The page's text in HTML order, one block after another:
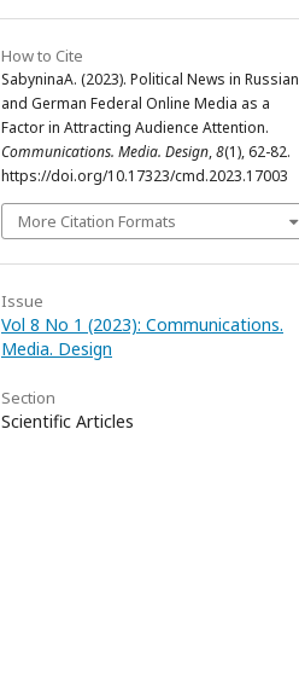
How to Cite
SabyninaA. (2023). Political News in Russian
and German Federal Online Media as a
Factor in Attracting Audience Attention.
Communications. Media. Design,8(1), 62-82.
https://doi.org/10.17323/cmd.2023.17003
More Citation Formats
Issue
Vol 8 No 1 (2023): Communications.
Media. Design
Section
Scientific Articles